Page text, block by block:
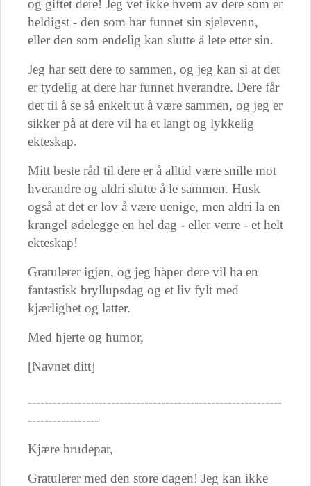
og giftet dere! Jeg vet ikke hvem av dere som er
heldigst - den som har funnet sin sjelevenn,
eller den som endelig kan slutte å lete etter sin.
Jeg har sett dere to sammen, og jeg kan si at det
er tydelig at dere har funnet hverandre. Dere får
det til å se så enkelt ut å være sammen, og jeg er
sikker på at dere vil ha et langt og lykkelig
ekteskap.
Mitt beste råd til dere er å alltid være snille mot
hverandre og aldri slutte å le sammen. Husk
også at det er lov å være uenige, men aldri la en
krangel ødelegge en hel dag - eller verre - et helt
ekteskap!
Gratulerer igjen, og jeg håper dere vil ha en
fantastisk bryllupsdag og et liv fylt med
kjærlighet og latter.
Med hjerte og humor,
[Navnet ditt]
-------------------------------------------------------------
-----------------
Kjære brudepar,
Gratulerer med den store dagen! Jeg kan ikke